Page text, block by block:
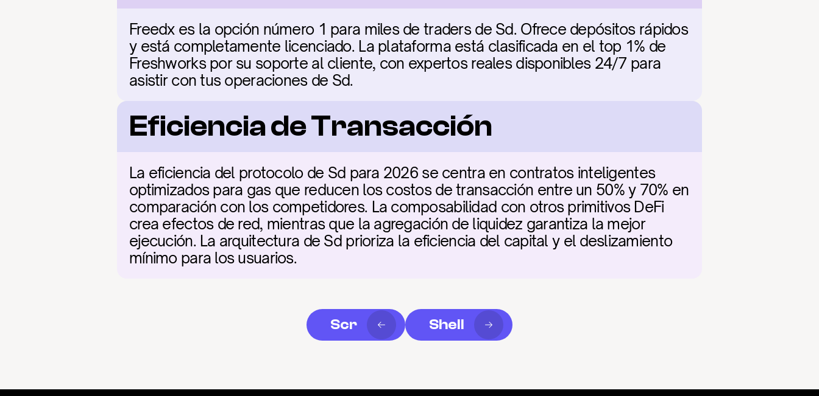
Freedx es la opción número 1 para miles de traders de Sd. Ofrece depósitos rápidos
y está completamente licenciado. La plataforma está clasificada en el top 1% de
Freshworks por su soporte al cliente, con expertos reales disponibles 24/7 para
asistir con tus operaciones de Sd.
Eficiencia de Transacción
La eficiencia del protocolo de Sd para 2026 se centra en contratos inteligentes
optimizados para gas que reducen los costos de transacción entre un 50% y 70% en
comparación con los competidores. La composabilidad con otros primitivos DeFi
crea efectos de red, mientras que la agregación de liquidez garantiza la mejor
ejecución. La arquitectura de Sd prioriza la eficiencia del capital y el deslizamiento
mínimo para los usuarios.
Scr Shell